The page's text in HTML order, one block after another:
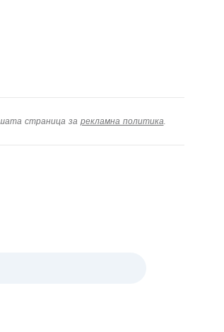
страница за рекламна политика.